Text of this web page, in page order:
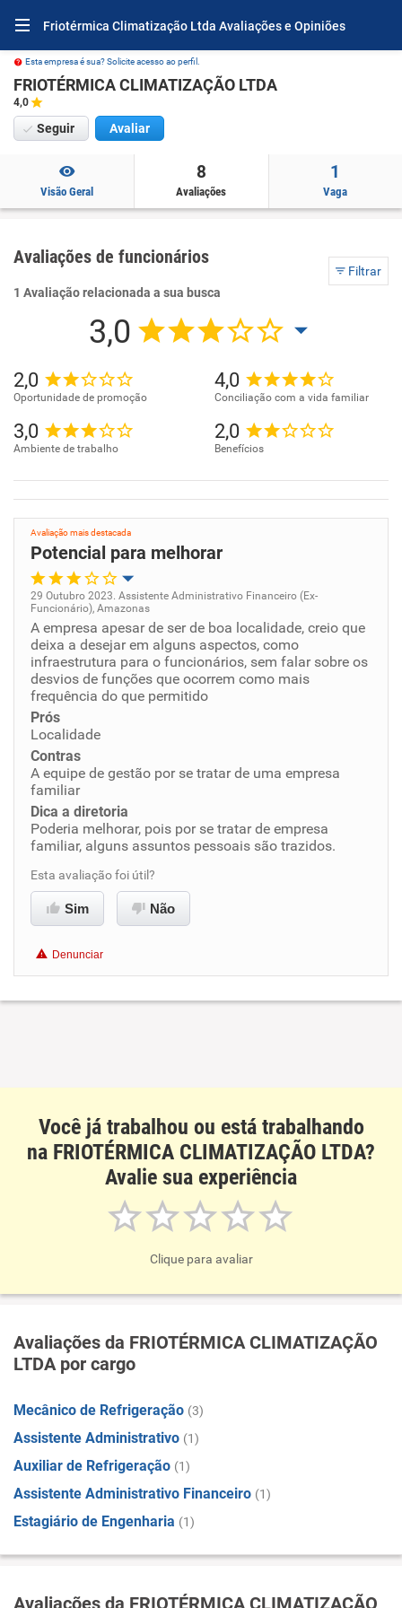
Friotérmica Climatização Ltda Avaliações e Opiniões
Esta empresa é sua? Solicite acesso ao perfil.
FRIOTÉRMICA CLIMATIZAÇÃO LTDA
4,0
Seguir Avaliar
Visão Geral
8
Avaliações
1
Vaga
Avaliações de funcionários
Filtrar
1 Avaliação relacionada a sua busca
3,0
2,0
Oportunidade de promoção
4,0
Conciliação com a vida familiar
3,0
Ambiente de trabalho
2,0
Benefícios
Avaliação mais destacada
Potencial para melhorar
Oportunidade de promoção
Ambiente de trabalho
Conciliação com a vida familiar
Benefícios
Não recomenda esta empresa
Não recomenda a diretoria
29 Outubro 2023. Assistente Administrativo Financeiro (Ex-
Funcionário), Amazonas
A empresa apesar de ser de boa localidade, creio que
deixa a desejar em alguns aspectos, como
infraestrutura para o funcionários, sem falar sobre os
desvios de funções que ocorrem como mais
frequência do que permitido
Prós
Localidade
Contras
A equipe de gestão por se tratar de uma empresa
familiar
Dica a diretoria
Poderia melhorar, pois por se tratar de empresa
familiar, alguns assuntos pessoais são trazidos.
Esta avaliação foi útil?
Sim Não
Denunciar
Você já trabalhou ou está trabalhando
na FRIOTÉRMICA CLIMATIZAÇÃO LTDA?
Avalie sua experiência
Clique para avaliar
Avaliações da FRIOTÉRMICA CLIMATIZAÇÃO
LTDA por cargo
Mecânico de Refrigeração (3)
Assistente Administrativo (1)
Auxiliar de Refrigeração (1)
Assistente Administrativo Financeiro (1)
Estagiário de Engenharia (1)
Avaliações da FRIOTÉRMICA CLIMATIZAÇÃO